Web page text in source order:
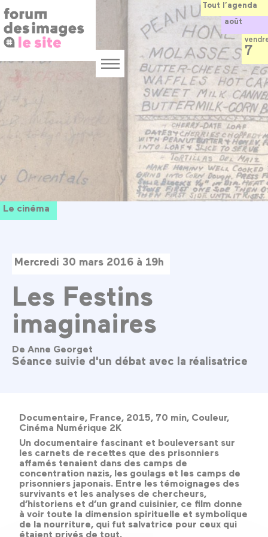
au
contenu
principal
Menu
Le cinéma
Mercredi 30 mars 2016 à 19h
Les Festins
imaginaires
De Anne Georget
Séance suivie d'un débat avec la réalisatrice
Documentaire, France, 2015, 70 min, Couleur,
Cinéma Numérique 2K
Un documentaire fascinant et bouleversant sur
les carnets de recettes que des prisonniers
affamés tenaient dans des camps de
concentration nazis, les goulags et les camps de
prisonniers japonais. Entre les témoignages des
survivants et les analyses de chercheurs,
d’historiens et d’un grand cuisinier, ce film donne
à voir toute la dimension spirituelle et symbolique
de la nourriture, qui fut salvatrice pour ceux qui
étaient privés de tout.
Tout l’agenda
août
7